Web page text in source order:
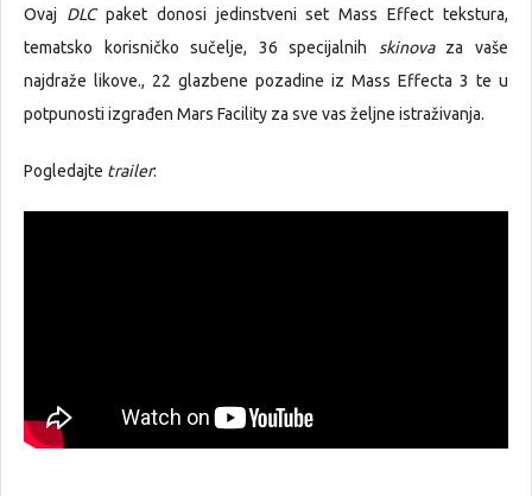
Ovaj DLCpaket donosi jedinstveni set Mass Effect tekstura,
tematsko korisničko sučelje, 36 specijalnih skinova za vaše
najdraže likove., 22 glazbene pozadine iz Mass Effecta 3 te u
potpunosti izgrađen Mars Facility za sve vas željne istraživanja.
Pogledajte trailer: